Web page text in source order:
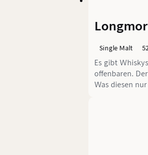
Single Malt
Es gibt
offenbaren.
Was diesen